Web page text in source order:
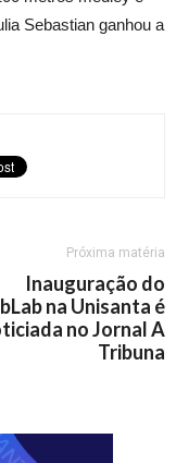
Sebastian ganhou a
Próxima matéria
Inauguração do
na Unisanta é
no Jornal A
Tribuna